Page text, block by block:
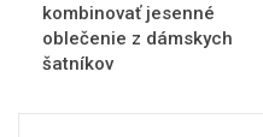
kombinovať jesenné
oblečenie z dámskych
šatníkov